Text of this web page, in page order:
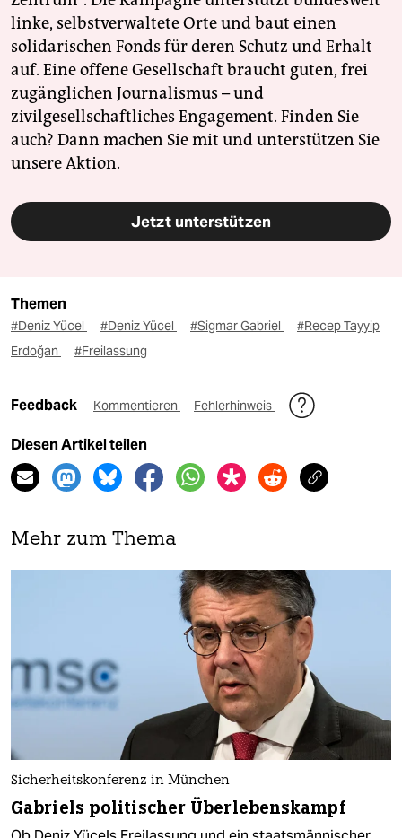
linke, selbstverwaltete Orte und baut einen
solidarischen Fonds für deren Schutz und Erhalt
auf. Eine offene Gesellschaft braucht guten, frei
zugänglichen Journalismus – und
zivilgesellschaftliches Engagement. Finden Sie
auch? Dann machen Sie mit und unterstützen Sie
unsere Aktion.
Jetzt unterstützen
Themen
#Deniz Yücel #Deniz Yücel #Sigmar Gabriel
#Recep Tayyip
Erdoğan
#Freilassung
Feedback Kommentieren Fehlerhinweis
Diesen Artikel teilen
Mehr zum Thema
Sicherheitskonferenz in München
Gabriels politischer Überlebenskampf